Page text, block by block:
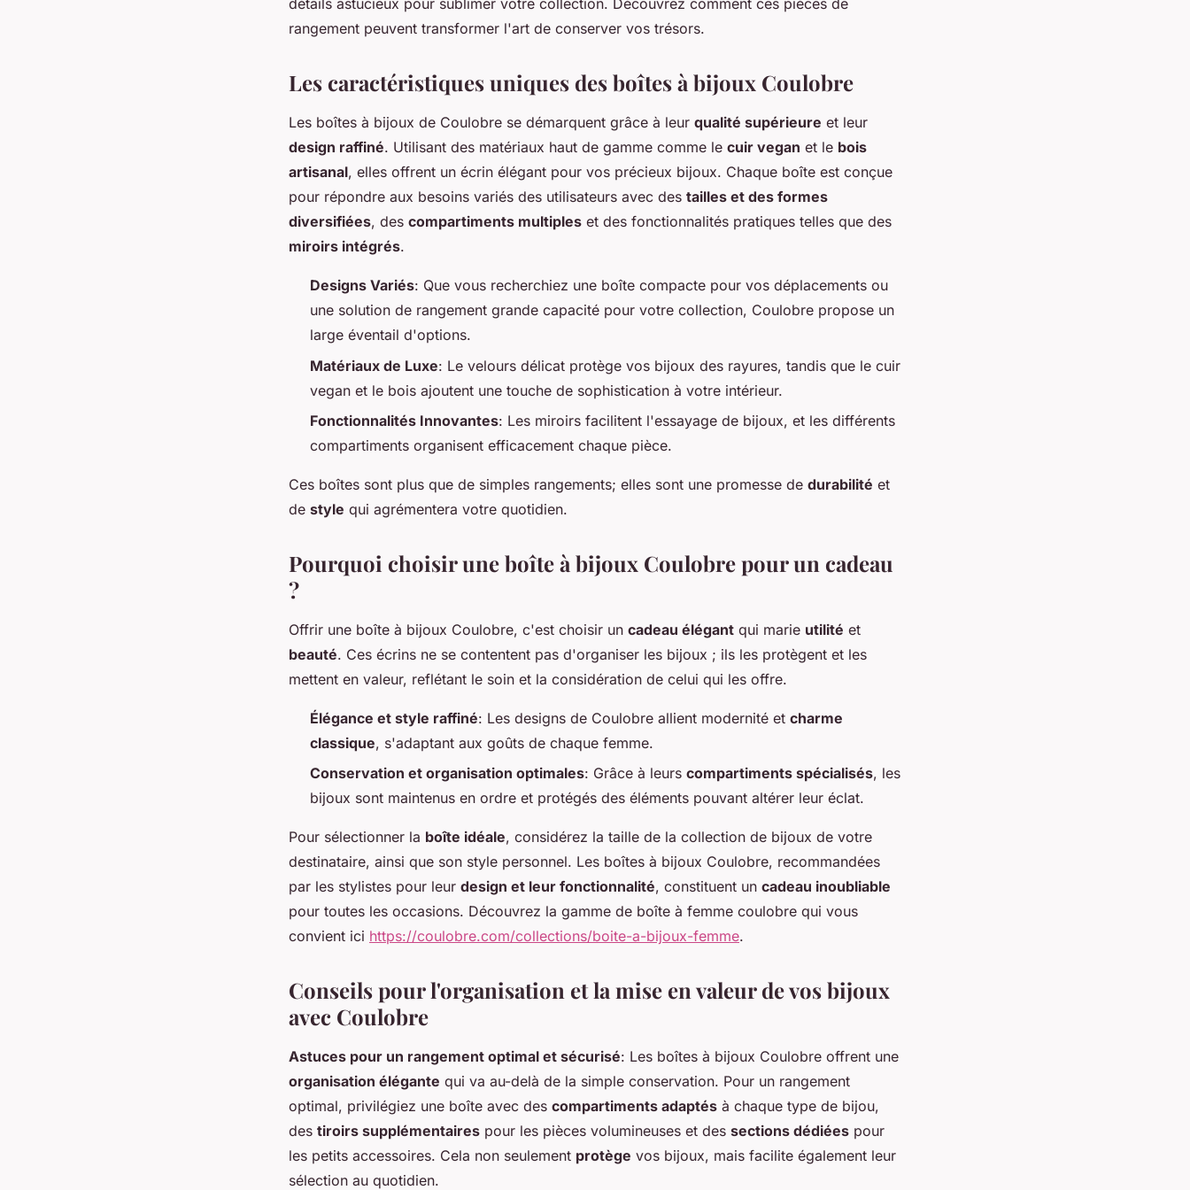
détails astucieux pour sublimer votre collection. Découvrez comment ces pièces de
rangement peuvent transformer l'art de conserver vos trésors.
Les caractéristiques uniques des boîtes à bijoux Coulobre
Les boîtes à bijoux de Coulobre se démarquent grâce à leur qualité supérieure et leur
design raffiné. Utilisant des matériaux haut de gamme comme le cuir vegan et le bois
artisanal, elles offrent un écrin élégant pour vos précieux bijoux. Chaque boîte est conçue
pour répondre aux besoins variés des utilisateurs avec des tailles et des formes
diversifiées, des compartiments multiples et des fonctionnalités pratiques telles que des
miroirs intégrés.
Designs Variés: Que vous recherchiez une boîte compacte pour vos déplacements ou
une solution de rangement grande capacité pour votre collection, Coulobre propose un
large éventail d'options.
Matériaux de Luxe: Le velours délicat protège vos bijoux des rayures, tandis que le cuir
vegan et le bois ajoutent une touche de sophistication à votre intérieur.
Fonctionnalités Innovantes: Les miroirs facilitent l'essayage de bijoux, et les différents
compartiments organisent efficacement chaque pièce.
Ces boîtes sont plus que de simples rangements; elles sont une promesse de durabilité et
de style qui agrémentera votre quotidien.
Pourquoi choisir une boîte à bijoux Coulobre pour un cadeau
?
Offrir une boîte à bijoux Coulobre, c'est choisir un cadeau élégant qui marie utilité et
beauté. Ces écrins ne se contentent pas d'organiser les bijoux ; ils les protègent et les
mettent en valeur, reflétant le soin et la considération de celui qui les offre.
Élégance et style raffiné: Les designs de Coulobre allient modernité et charme
classique, s'adaptant aux goûts de chaque femme.
Conservation et organisation optimales: Grâce à leurs compartiments spécialisés, les
bijoux sont maintenus en ordre et protégés des éléments pouvant altérer leur éclat.
Pour sélectionner la boîte idéale, considérez la taille de la collection de bijoux de votre
destinataire, ainsi que son style personnel. Les boîtes à bijoux Coulobre, recommandées
par les stylistes pour leur design et leur fonctionnalité, constituent un cadeau inoubliable
pour toutes les occasions. Découvrez la gamme de boîte à femme coulobre qui vous
convient ici https://coulobre.com/collections/boite-a-bijoux-femme.
Conseils pour l'organisation et la mise en valeur de vos bijoux
avec Coulobre
Astuces pour un rangement optimal et sécurisé: Les boîtes à bijoux Coulobre offrent une
organisation élégante qui va au-delà de la simple conservation. Pour un rangement
optimal, privilégiez une boîte avec des compartiments adaptés à chaque type de bijou,
des tiroirs supplémentaires pour les pièces volumineuses et des sections dédiées pour
les petits accessoires. Cela non seulement protège vos bijoux, mais facilite également leur
sélection au quotidien.